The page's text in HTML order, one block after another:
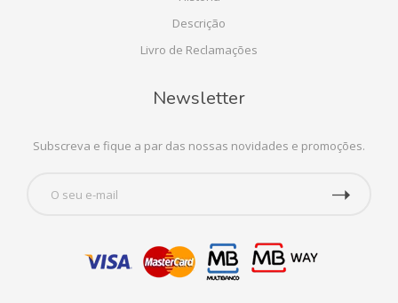
Descrição
Livro de Reclamações
Newsletter
Subscreva e fique a par das nossas novidades e promoções.